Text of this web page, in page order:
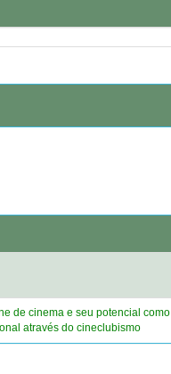
de cinema e seu potencial como
através do cineclubismo